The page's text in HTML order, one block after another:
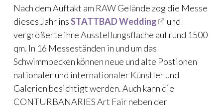
Nach dem Auftakt am RAW Gelände zog die Messe
dieses Jahr insSTATTBAD Wedding
und
vergrößerte ihre Ausstellungsfläche auf rund 1500
qm. In 16 Messeständen in und um das
Schwimmbecken können neue und alte Postionen
nationaler und internationaler Künstler und
Galerien besichtigt werden. Auch kann die
CONTURBANARIES Art Fair neben der